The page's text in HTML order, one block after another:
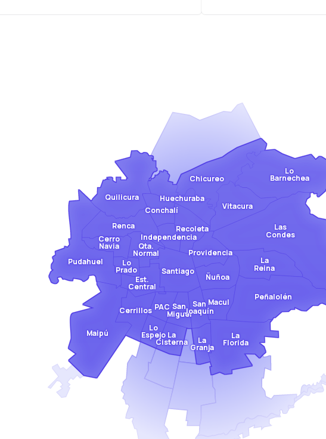
Chicureo
Maipú
Cerrillos
Est.
Central
Pudahuel Lo
Prado
Cerro
Navia
Santiago
Renca
Qta.
Normal
Recoleta
Independencia
Quilicura
Conchalí
La
Cisterna
Lo
Espejo
PAC San
Miguel
La
Granja
San
Joaquín
Providencia
Ñuñoa
La
Reina
Macul
La
Florida
Peñalolén
Las
Condes
Vitacura
Lo
Barnechea
Huechuraba